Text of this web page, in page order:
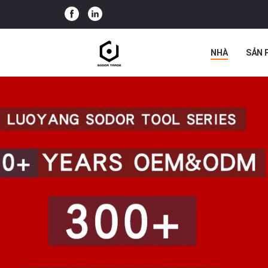
NHÀ SẢN
TẤT CẢ CÁC